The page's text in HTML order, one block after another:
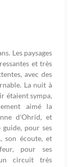
Les paysages
et très
avec des
La nuit à
étaient sympa,
aimé la
d'Ohrid, et
pour ses
son écoute, et
pour ses
circuit très